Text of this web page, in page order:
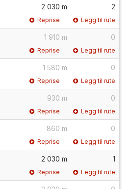
2 030 m 2
Reprise Legg til rute
1 910 m 0
Reprise Legg til rute
1 580 m 0
Reprise Legg til rute
930 m 0
Reprise Legg til rute
860 m 0
Reprise Legg til rute
2 030 m 1
Reprise Legg til rute